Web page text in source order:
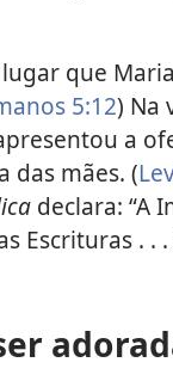
que
5:12) Na
a
das mães. (
declara: “A
Escrituras . .